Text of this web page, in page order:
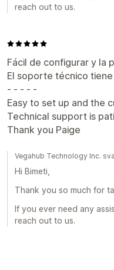
reach out to us.
Fácil de configurar y la
El soporte técnico
- - - - -
Easy to set up and the
Technical support is
Thank you Paige
Vegahub Technology Inc.
Hi Bimeti,
Thank you so much for
If you ever need any
reach out to us.